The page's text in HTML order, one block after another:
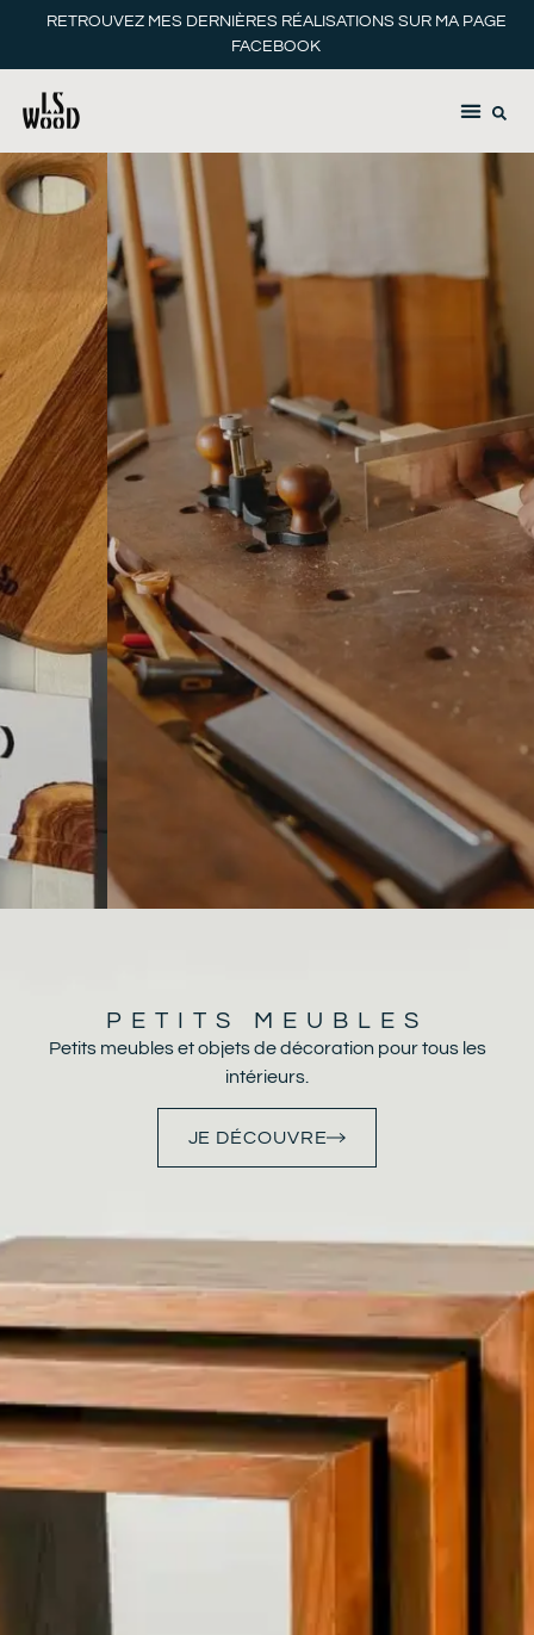
RETROUVEZ MES DERNIÈRES RÉALISATIONS SUR MA PAGE
FACEBOOK
MEUBLES
&
OBJETS
EN
BOIS
AMÉNAGEMENTS
INTÉRIEUR
&
EXTÉRIEUR
Des
intemporelles
pour
le
quotidien,
la
déco
de
votre
intérieur.
Des
réalisations
sur
mesure
pour
aménagements
extérieur.
DÉCOUVREZ
PETITS MEUBLES
Petits meubles et objets de décoration pour tous les
intérieurs.
JE DÉCOUVRE